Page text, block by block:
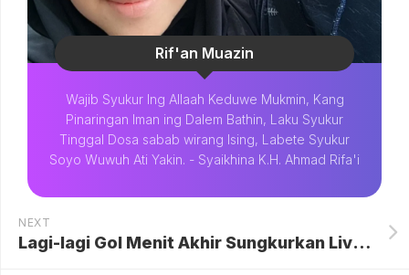
Rif'an Muazin
Wajib Syukur Ing Allaah Keduwe Mukmin, Kang
Pinaringan Iman ing Dalem Bathin, Laku Syukur
Tinggal Dosa sabab wirang Ising, Labete Syukur
Soyo Wuwuh Ati Yakin. - Syaikhina K.H. Ahmad Rifa'i
NEXT
Lagi-lagi Gol Menit Akhir Sungkurkan Liverpool, Rekor Buruk Premier League Tercipta